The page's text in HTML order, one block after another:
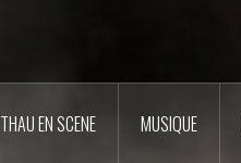
THAU EN SCENE MUSIQUE